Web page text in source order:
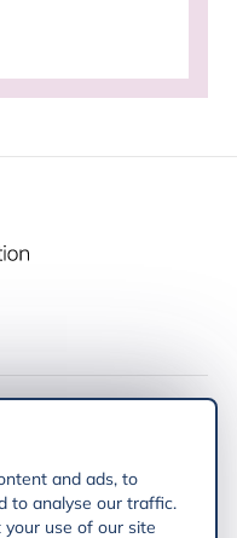
and ads, to
to analyse our traffic.
use of our site